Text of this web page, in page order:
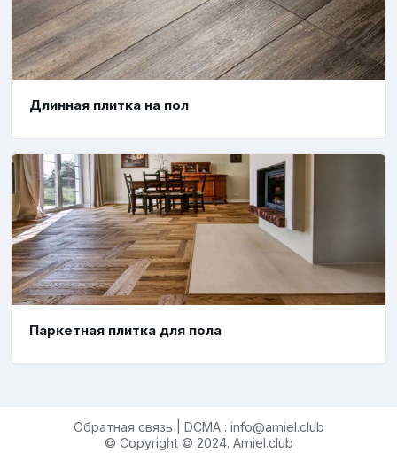
Длинная плитка на пол
Паркетная плитка для пола
Обратная связь | DCMA : info@amiel.club
© Copyright © 2024. Amiel.club